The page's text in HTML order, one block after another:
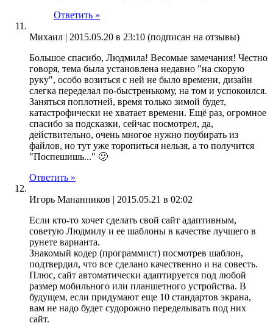
Ответить »
Михаил | 2015.05.20 в 23:10 (подписан на отзывы)
Большое спасибо, Людмила! Весомые замечания! Честно
говоря, тема была установлена недавно "на скорую
руку", особо возиться с ней не было времени, дизайн
слегка переделал по-быстренькому, на том и успокоился.
Заняться поплотней, время только зимой будет,
катастрофически не хватает времени. Ещё раз, огромное
спасибо за подсказки, сейчас посмотрел, да,
действительно, очень многое нужно поубирать из
файлов, но тут уже торопиться нельзя, а то получится
"Поспешишь..." 🙂
Ответить »
Игорь Мананников | 2015.05.21 в 02:02
Если кто-то хочет сделать свой сайт адаптивным,
советую Людмилу и ее шаблоны в качестве лучшего в
рунете варианта.
Знакомый кодер (программист) посмотрев шаблон,
подтвердил, что все сделано качественно и на совесть.
Плюс, сайт автоматически адаптируется под любой
размер мобильного или планшетного устройства. В
будущем, если придумают еще 10 стандартов экрана,
вам не надо будет судорожно переделывать под них
сайт.